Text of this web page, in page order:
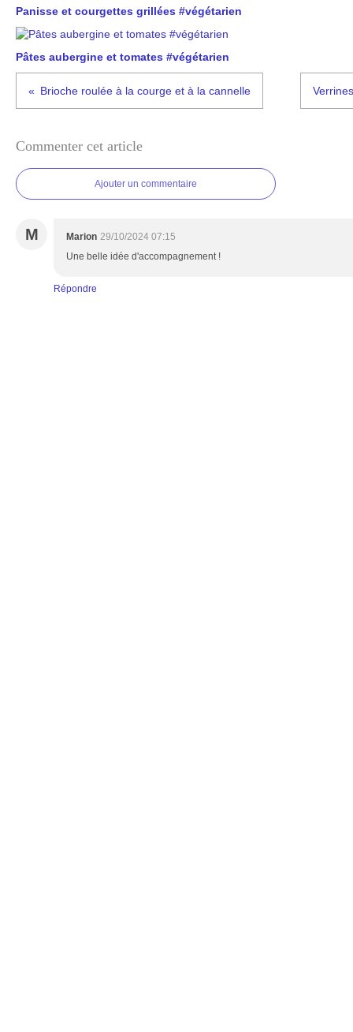
Panisse et courgettes grillées #végétarien
Pâtes aubergine et tomates #végétarien
Brioche roulée à la courge et à la cannelle
Commenter cet article
Ajouter un commentaire
M Marion 29/10/2024 07:15
Une belle idée d'accompagnement !
Répondre